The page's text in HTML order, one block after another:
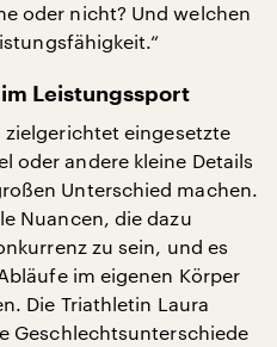
oder nicht? Und welchen
Leistungssport
eingesetzte
oder andere kleine Details
Unterschied machen.
Nuancen, die dazu
zu sein, und es
im eigenen Körper
Die Triathletin Laura
Geschlechtsunterschiede